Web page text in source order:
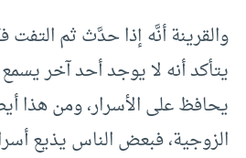
والقرينة أنَّه إذا حدَّث ثم التفت
يتأكد أنه لا يوجد أحد آخر يسمع
يحافظ على الأسرار، ومن هذا
الزوجية، فبعض الناس يذيع